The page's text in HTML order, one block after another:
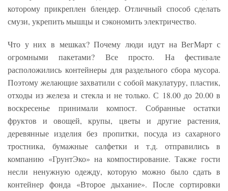
которому прикреплен блендер. Отличный способ сделать
смузи, укрепить мышцы и сэкономить электричество.
Что у них в мешках? Почему люди идут на ВегМарт с
огромными пакетами? Все просто. На фестивале
расположились контейнеры для раздельного сбора мусора.
Поэтому желающие захватили с собой макулатуру, пластик,
отходы из железа и стекла и не только. С 18.00 до 20.00 в
воскресенье принимали компост. Собранные остатки
фруктов и овощей, крупы, цветы и другие растения,
деревянные изделия без пропитки, посуда из сахарного
тростника, бумажные салфетки и т.д. отправились в
компанию «ГрунтЭко» на компостирование. Также гости
несли ненужную одежду, которую можно было сдать в
контейнер фонда «Второе дыхание». После сортировки